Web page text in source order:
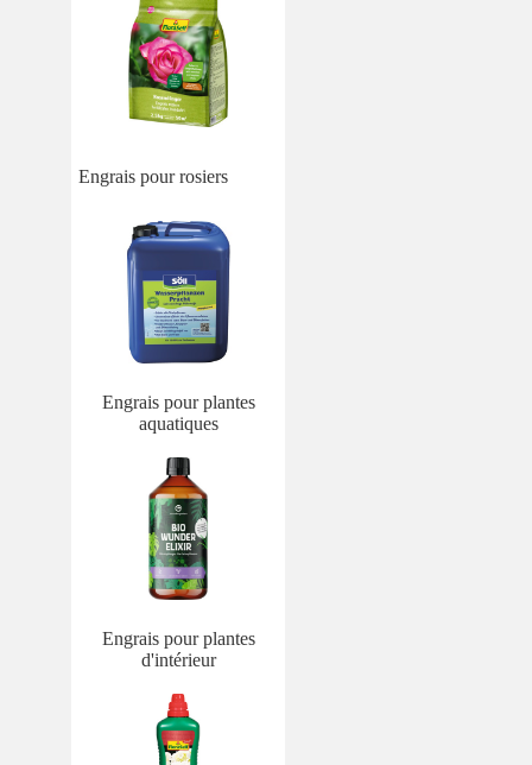
Engrais pour rosiers
Engrais pour plantes
aquatiques
Engrais pour plantes
d'intérieur